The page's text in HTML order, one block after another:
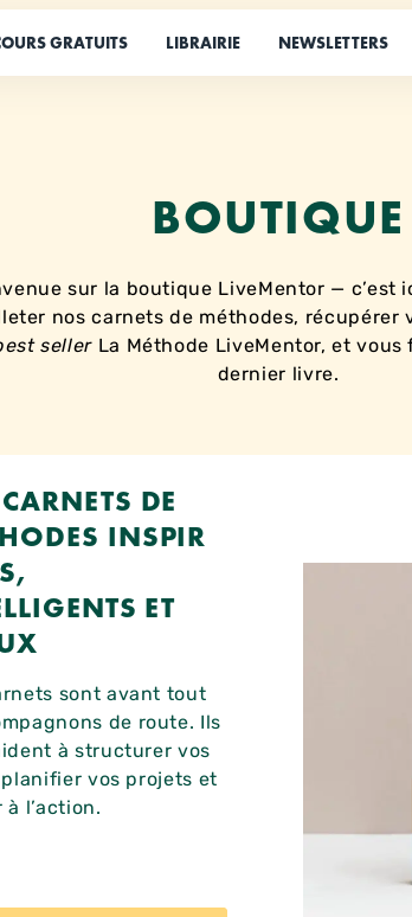
GRATUITS LIBRAIRIE NEWSLETTERS
BOUTIQUE
sur la boutique LiveMentor — c’est
nos carnets de méthodes, récupérer
seller La Méthode LiveMentor, et
dernier livre.
CARNETS DE
INSPIR
ET
sont avant tout
de route. Ils
à structurer vos
planifier vos projets et
à l’action.